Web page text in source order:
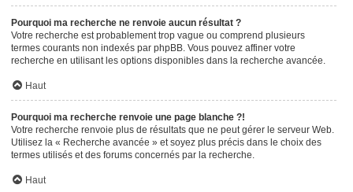
Pourquoi ma recherche ne renvoie aucun résultat ?
Votre recherche est probablement trop vague ou comprend plusieurs
termes courants non indexés par phpBB. Vous pouvez affiner votre
recherche en utilisant les options disponibles dans la recherche avancée.
Haut
Pourquoi ma recherche renvoie une page blanche ?!
Votre recherche renvoie plus de résultats que ne peut gérer le serveur Web.
Utilisez la « Recherche avancée » et soyez plus précis dans le choix des
termes utilisés et des forums concernés par la recherche.
Haut